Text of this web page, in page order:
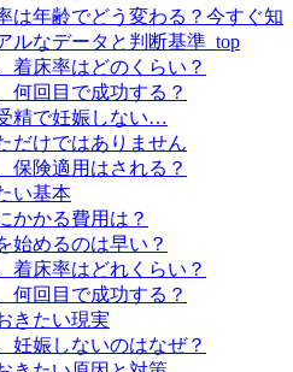
は年齢でどう変わる？今すぐ知
ルなデータと判断基準_top
着床率はどのくらい？
何回目で成功する？
精で妊娠しない…
だけではありません
保険適用はされる？
い基本
かかる費用は？
始めるのは早い？
着床率はどれくらい？
何回目で成功する？
きたい現実
妊娠しないのはなぜ？